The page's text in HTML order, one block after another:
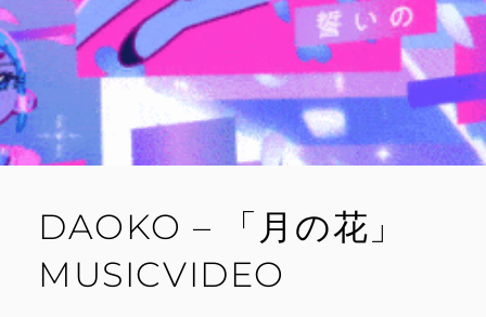
DAOKO – 「月の花」
MUSICVIDEO